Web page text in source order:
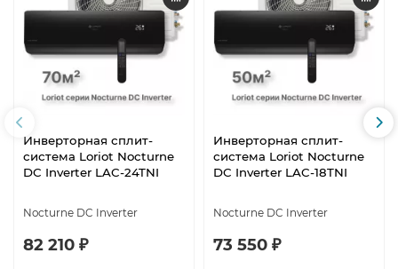
Инверторная сплит-
система Loriot Nocturne
DC Inverter LAC-24TNI
Nocturne DC Inverter
82 210 ₽
Инверторная сплит-
система Loriot Nocturne
DC Inverter LAC-18TNI
Nocturne DC Inverter
73 550 ₽